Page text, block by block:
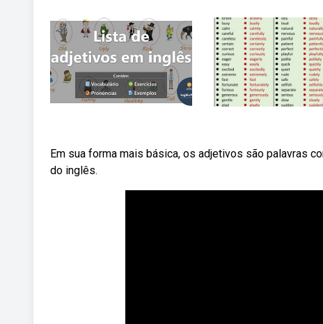
Em sua forma mais básica, os adjetivos são palavras
do inglês.